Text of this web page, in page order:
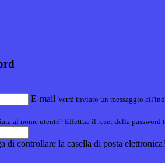
E-mail Verrà inviato un messaggio
al nome utente? Effettua il reset della password
di controllare la casella di posta elettronica!